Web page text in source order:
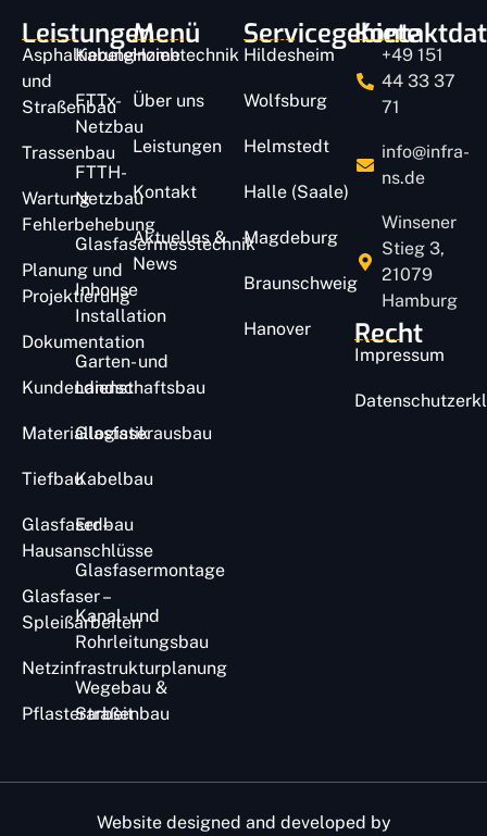
Leistungen
Kabeleinziehtechnik
FTTx-
Netzbau
FTTH-
Netzbau
Glasfasermesstechnik
Inhouse
Installation
Garten- und
Landschaftsbau
Glasfaserausbau
Kabelbau
Erdbau
Glasfasermontage​
Kanal- und
Rohrleitungsbau
Wegebau &
Straßenbau
Asphaltierung
und
Straßenbau
Trassenbau
Wartung
Fehlerbehebung
Planung und
Projektierung
Dokumentation
Kundendienst
Materiallogistik
Tiefbau
Glasfaser –
Hausanschlüsse
Glasfaser –
Spleißarbeiten
Netzinfrastrukturplanung
Pflasterarbeit​
Menü
Home
Über uns
Leistungen
Kontakt
Aktuelles &
News
Servicegebiete
Hildesheim
Wolfsburg
Helmstedt
Halle (Saale)
Magdeburg
Braunschweig
Hanover
+49 151
44 33 37
71
info@infra-
ns.de
Winsener
Stieg 3,
21079
Hamburg
Recht
Impressum
Website designed and developed by